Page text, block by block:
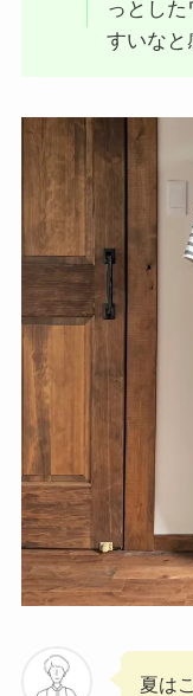
っとし
すいなと
夏は